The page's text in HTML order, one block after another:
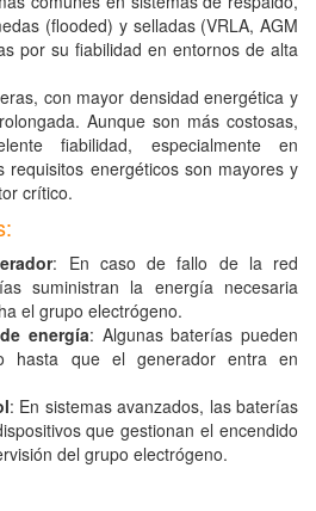
(flooded) y selladas (VRLA, AGM
por su fiabilidad en entornos de alta
con mayor densidad energética y
Aunque son más costosas,
fiabilidad, especialmente en
requisitos energéticos son mayores y
crítico.
: En caso de fallo de la red
suministran la energía necesaria
el grupo electrógeno.
energía: Algunas baterías pueden
hasta que el generador entra en
: En sistemas avanzados, las baterías
que gestionan el encendido
del grupo electrógeno.